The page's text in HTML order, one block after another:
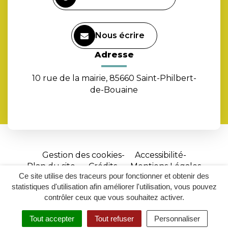
Ce site utilise des traceurs pour fonctionner et obtenir des
statistiques d'utilisation afin améliorer l'utilisation, vous pouvez
contrôler ceux que vous souhaitez activer.
Tout accepter Tout refuser Personnaliser
RECHERCHER
ACCESSIBILITÉ
Nous écrire
Adresse
10 rue de la mairie, 85660 Saint-Philbert-
de-Bouaine
Gestion des cookies
Accessibilité
Plan du site
Crédits
Mentions Légales
Site
réalisé
par
Inovagora